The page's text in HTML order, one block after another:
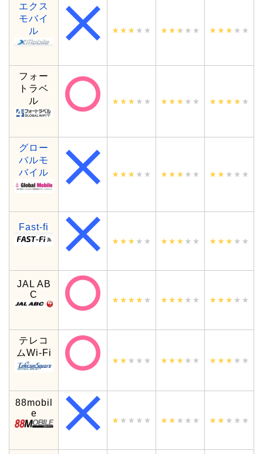
エクス
モバイ
ル
フォー
トラベ
ル
グロー
バルモ
バイル
Fast-fi
JAL AB
C
テレコ
ムWi-Fi
88mobil
e